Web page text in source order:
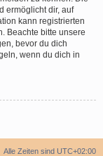
ermöglicht dir, auf
kann registrierten
Beachte bitte unsere
bevor du dich
wenn du dich in
Alle Zeiten sind UTC+02:00